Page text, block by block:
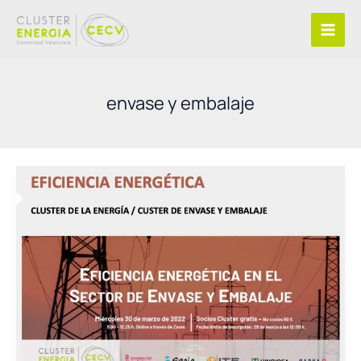
contenido
envase y embalaje